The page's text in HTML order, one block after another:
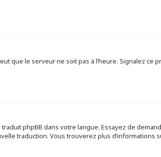
que le serveur ne soit pas à l’heure. Signalez ce
phpBB dans votre langue. Essayez de
traduction. Vous trouverez plus d’informations